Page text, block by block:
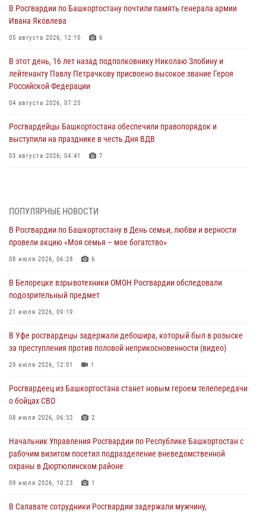
В Росгвардии по Башкортостану почтили память генерала армии
Ивана Яковлева
05 августа 2026, 12:10 6
В этот день, 16 лет назад подполковнику Николаю Злобину и
лейтенанту Павлу Петрачкову присвоено высокое звание Героя
Российской Федерации
04 августа 2026, 07:25
Росгвардейцы Башкортостана обеспечили правопорядок и
выступили на празднике в честь Дня ВДВ
03 августа 2026, 04:41 7
03 августа 2026, 04:30 8
В Башкирии росгвардейцы провели волейбольный турнир на
открытом воздухе
03 августа 2026, 04:29
В Уфе росгвардейцы по горячим следам задержали
подозреваемого в открытом хищении из аптеки (видео)
03 августа 2026, 04:15
Начальник отделения учёта и комплектования Росгвардии
Башкортостана ответил на вопросы граждан
30 июля 2026, 12:54
В Уфе росгвардецы задержали дебошира, который был в розыске
за преступления против половой неприкосновенности (видео)
29 июля 2026, 12:01 1
ПОПУЛЯРНЫЕ НОВОСТИ
В Росгвардии по Башкортостану в День семьи, любви и верности
провели акцию «Моя семья – мое богатство»
08 июля 2026, 06:28 6
В Белорецке взрывотехники ОМОН Росгвардии обследовали
подозрительный предмет
21 июля 2026, 09:19
В Уфе росгвардецы задержали дебошира, который был в розыске
за преступления против половой неприкосновенности (видео)
29 июля 2026, 12:01 1
Росгвардеец из Башкортостана станет новым героем телепередачи
о бойцах СВО
08 июля 2026, 06:32 2
Начальник Управления Росгвардии по Республике Башкортостан с
рабочим визитом посетил подразделение вневедомственной
охраны в Дюртюлинском районе
09 июля 2026, 10:23 1
В Салавате сотрудники Росгвардии задержали мужчину,